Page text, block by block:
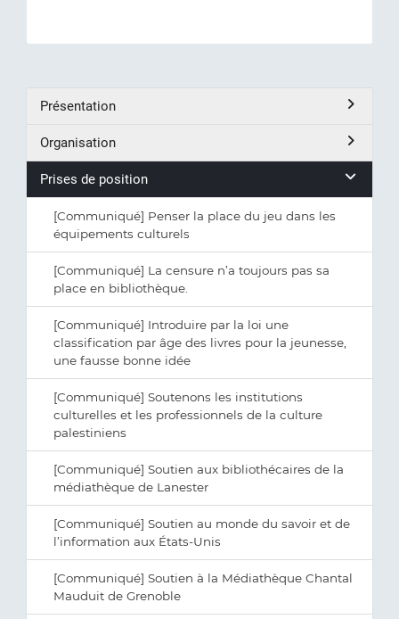
Présentation
Organisation
Prises de position
[Communiqué] Penser la place du jeu dans les
équipements culturels
[Communiqué] La censure n’a toujours pas sa
place en bibliothèque.
[Communiqué] Introduire par la loi une
classification par âge des livres pour la jeunesse,
une fausse bonne idée
[Communiqué] Soutenons les institutions
culturelles et les professionnels de la culture
palestiniens
[Communiqué] Soutien aux bibliothécaires de la
médiathèque de Lanester
[Communiqué] Soutien au monde du savoir et de
l’information aux États-Unis
[Communiqué] Soutien à la Médiathèque Chantal
Mauduit de Grenoble